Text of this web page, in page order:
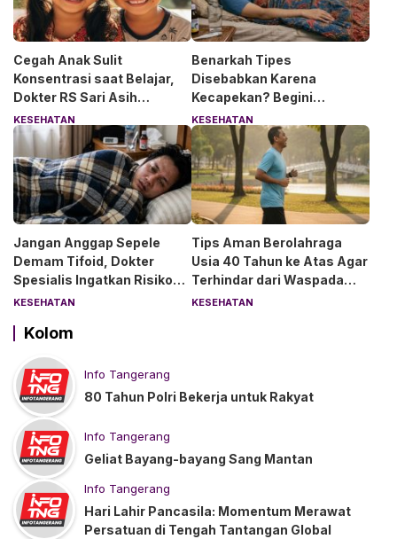
Cegah Anak Sulit
Konsentrasi saat Belajar,
Dokter RS Sari Asih
Anjurkan 6 Asupan Ini
KESEHATAN
Benarkah Tipes
Disebabkan Karena
Kecapekan? Begini
Penjelasan Dokter RS Sari
Asih Bintaro
KESEHATAN
Jangan Anggap Sepele
Demam Tifoid, Dokter
Spesialis Ingatkan Risiko
Kebocoran Usus
KESEHATAN
Tips Aman Berolahraga
Usia 40 Tahun ke Atas Agar
Terhindar dari Waspada
“Angin Duduk”
KESEHATAN
Kolom
Info Tangerang
80 Tahun Polri Bekerja untuk Rakyat
Info Tangerang
Geliat Bayang-bayang Sang Mantan
Info Tangerang
Hari Lahir Pancasila: Momentum Merawat
Persatuan di Tengah Tantangan Global